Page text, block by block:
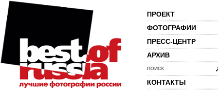
ПРОЕКТ
ФОТОГРАФИИ
ПРЕСС-ЦЕНТР
АРХИВ
ПОИСК
КОНТАКТЫ